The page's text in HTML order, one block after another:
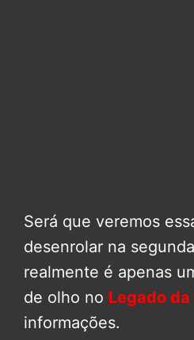
Será que veremos
desenrolar na
realmente é apenas
de olho no Legado
informações.